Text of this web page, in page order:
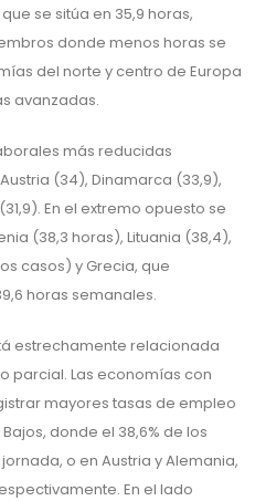
se sitúa en 35,9 horas,
donde menos horas se
del norte y centro de Europa
avanzadas.
más reducidas
(34), Dinamarca (33,9),
En el extremo opuesto se
(38,3 horas), Lituania (38,4),
casos) y Grecia, que
horas semanales.
estrechamente relacionada
parcial. Las economías con
mayores tasas de empleo
donde el 38,6% de los
o en Austria y Alemania,
En el lado